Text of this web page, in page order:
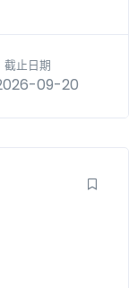
截止日期
09-20